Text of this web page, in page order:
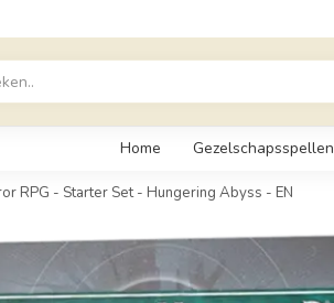
Home Gezelschapsspellen
RPG - Starter Set - Hungering Abyss - EN